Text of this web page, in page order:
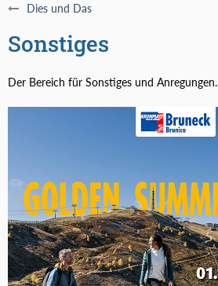
Dies und Das
Sonstiges
Der Bereich für Sonstiges und Anregungen.